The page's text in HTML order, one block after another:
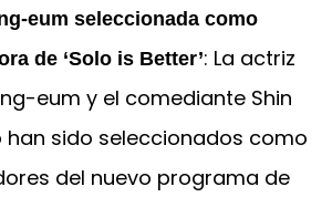
eum seleccionada como
de ‘Solo is Better’: La actriz
eum y el comediante Shin
han sido seleccionados como
del nuevo programa de